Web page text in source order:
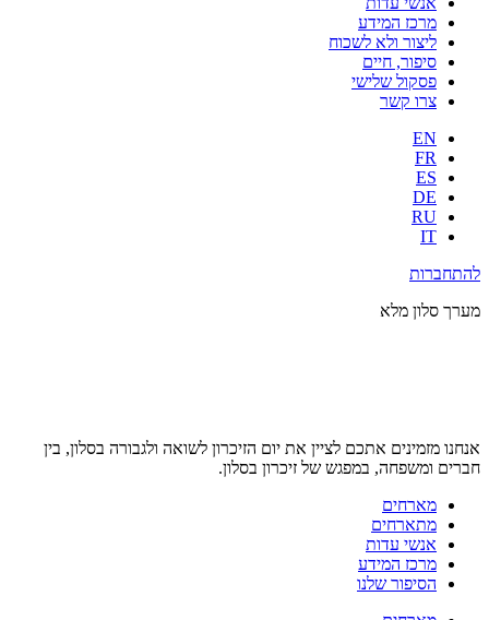
מרכז המידע
ליצור ולא לשכוח
סיפור, חיים
פסקול שלישי
צרו קשר
EN
FR
ES
DE
RU
IT
להתחברות
מערך סלון מלא
אנחנו מזמינים אתכם לציין את יום הזיכרון לשואה ולגבורה בסלון, בין
חברים ומשפחה, במפגש של זיכרון בסלון.
מארחים
מתארחים
אנשי עדות
מרכז המידע
הסיפור שלנו